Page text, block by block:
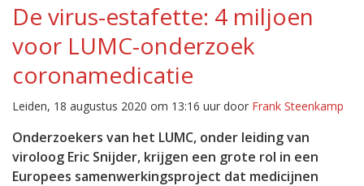
De virus-estafette: 4 miljoen
voor LUMC-onderzoek
coronamedicatie
Leiden, 18 augustus 2020 om 13:16 uur door Frank Steenkamp
Onderzoekers van het LUMC, onder leiding van
viroloog Eric Snijder, krijgen een grote rol in een
Europees samenwerkingsproject dat medicijnen